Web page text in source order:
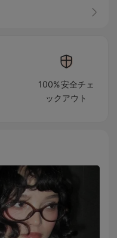
100%安全チェ
ックアウト